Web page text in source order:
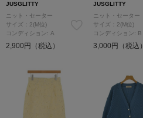
JUSGLITTY
ニット・セーター
サイズ：2(M位)
コンディション: A
2,900円（税込）
JUSGLITTY
ニット・セーター
サイズ：2(M位)
コンディション: B
3,000円（税込）